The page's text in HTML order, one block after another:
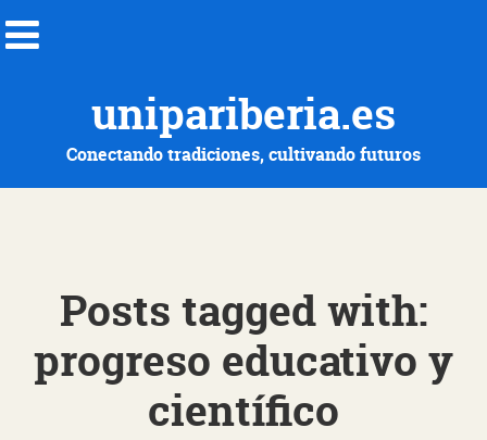
unipariberia.es
Conectando tradiciones, cultivando futuros
Posts tagged with:
progreso educativo y
científico